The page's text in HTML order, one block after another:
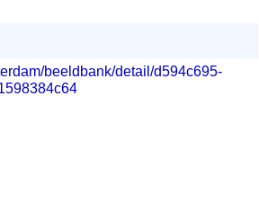
beeldbank/detail/d594c695-